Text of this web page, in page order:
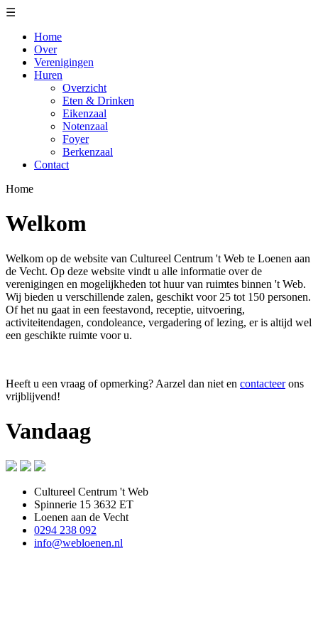
☰
Home
Over
Verenigingen
Huren
Overzicht
Eten & Drinken
Eikenzaal
Notenzaal
Foyer
Berkenzaal
Contact
Home
Welkom
Welkom op de website van Cultureel Centrum 't Web te Loenen aan
de Vecht. Op deze website vindt u alle informatie over de
verenigingen en mogelijkheden tot huur van ruimtes binnen 't Web.
Wij bieden u verschillende zalen, geschikt voor 25 tot 150 personen.
Of het nu gaat in een feestavond, receptie, uitvoering,
activiteitendagen, condoleance, vergadering of lezing, er is altijd wel
een geschikte ruimte voor u.
Heeft u een vraag of opmerking? Aarzel dan niet en contacteerons
vrijblijvend!
Vandaag
Cultureel Centrum 't Web
Spinnerie 15 3632 ET
Loenen aan de Vecht
0294 238 092
info@webloenen.nl